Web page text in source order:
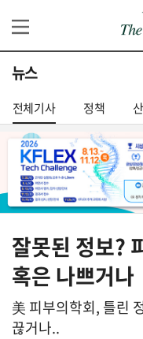
뉴스
전체기사 정책
잘못된 정보?
혹은 나쁘거나
美 피부의학회, 틀린
끊거나..